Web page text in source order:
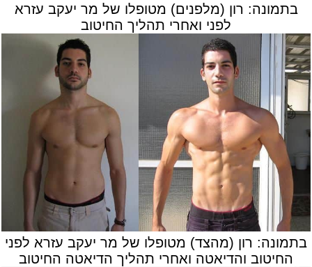
בתמונה: רון (מלפנים) מטופלו של מר יעקב עזרא
לפני ואחרי תהליך החיטוב
בתמונה: רון (מהצד) מטופלו של מר יעקב עזרא לפני
החיטוב והדיאטה ואחרי תהליך הדיאטה החיטוב